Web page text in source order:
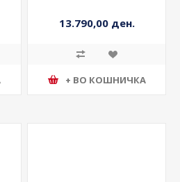
13.790,00 ден.
+ ВО КОШНИЧКА